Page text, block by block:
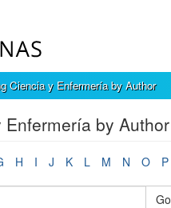
Ciencia y Enfermería by Author
by Author
H I J K L M N O P
Go